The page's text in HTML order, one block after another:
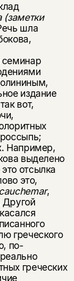
(заметки
шла
семинар
издание
вот,
Например,
выделено
отсылка
это,
cauchemar,
греческого
по-
греческих